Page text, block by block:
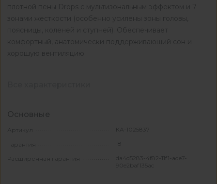
плотной пены Drops с мультизональным эффектом и 7
зонами жесткости (особенно усилены зоны головы,
поясницы, коленей и ступней). Обеспечивает
комфортный, анатомически поддерживающий сон и
хорошую вентиляцию.
Основные
Артикул КА-1025837
Гарантия 18
Расширенная гарантия
da4d5283-4f82-11f1-ade7-
90e2baf135ac